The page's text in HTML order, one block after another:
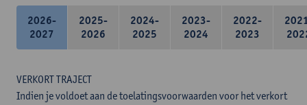
2026-
2027
2025-
2026
2024-
2025
2023-
2024
2022-
2023
VERKORT TRAJECT
Indien je voldoet aan de toelatingsvoorwaarden voor het verkort